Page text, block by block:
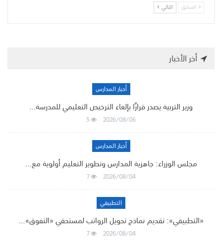
السابق التالي
أخر الأخبار
أخبار المدارس
وزير التربية يصدر قرارًا بإلغاء الترخيص التعليمي للمدرسة…
2026/08/06
5
أخبار المدارس
مجلس الوزراء: جاهزية المدارس وتطوير التعليم أولوية مع…
2026/08/04
7
التطبيقي
«التطبيقي»: تقديم نماذج تحويل الرواتب لمستحقي «التفوق»…
2026/08/04
7